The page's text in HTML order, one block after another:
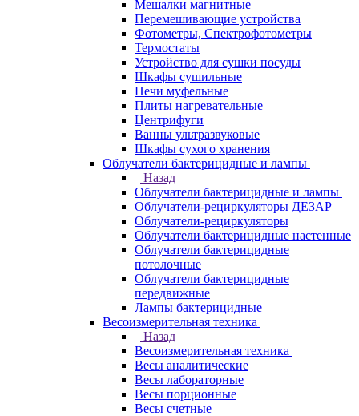
Мешалки магнитные
Перемешивающие устройства
Фотометры, Спектрофотометры
Термостаты
Устройство для сушки посуды
Шкафы сушильные
Печи муфельные
Плиты нагревательные
Центрифуги
Ванны ультразвуковые
Шкафы сухого хранения
Облучатели бактерицидные и лампы
Назад
Облучатели бактерицидные и лампы
Облучатели-рециркуляторы ДЕЗАР
Облучатели-рециркуляторы
Облучатели бактерицидные настенные
Облучатели бактерицидные
потолочные
Облучатели бактерицидные
передвижные
Лампы бактерицидные
Весоизмерительная техника
Назад
Весоизмерительная техника
Весы аналитические
Весы лабораторные
Весы порционные
Весы счетные